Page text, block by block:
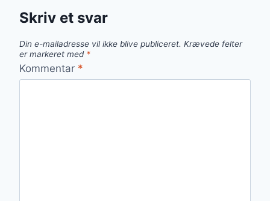
Skriv et svar
Din e-mailadresse vil ikke blive publiceret. Krævede felter
er markeret med *
Kommentar *